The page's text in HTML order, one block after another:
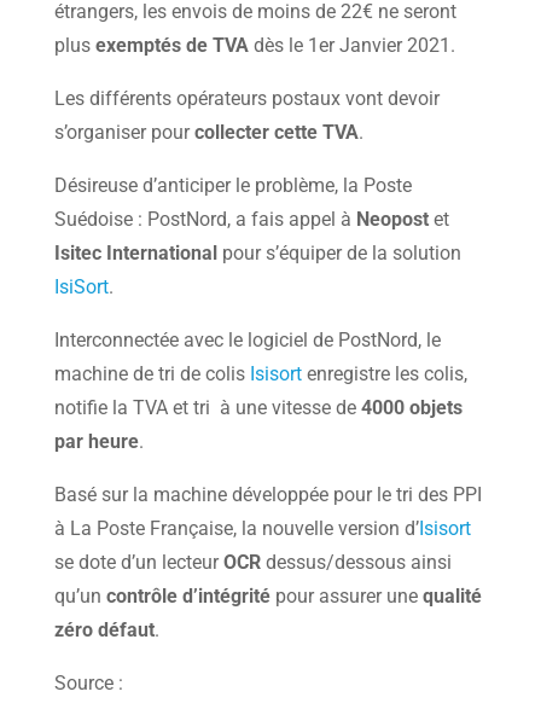
étrangers, les envois de moins de 22€ ne seront
plus exemptés de TVAdès le 1er Janvier 2021.
Les différents opérateurs postaux vont devoir
s’organiser pourcollecter cette TVA.
Désireuse d’anticiper le problème, la Poste
Suédoise : PostNord, a fais appel à Neopostet
Isitec International pour s’équiper de la solution
IsiSort.
Interconnectée avec le logiciel de PostNord, le
machine de tri de colis Isisortenregistre les colis,
notifie la TVA et tri à une vitesse de4000 objets
par heure.
Basé sur la machine développée pour le tri des PPI
à La Poste Française, la nouvelle version d’Isisort
se dote d’un lecteurOCRdessus/dessous ainsi
qu’un contrôle d’intégritépour assurer une qualité
zéro défaut.
Source :